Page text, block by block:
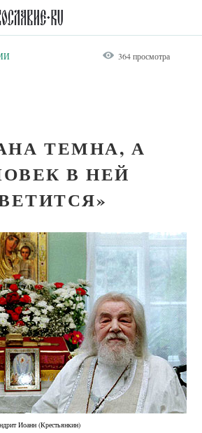
364 просмотра
ТЕМНА, А
В НЕЙ
Иоанн (Крестьянкин)